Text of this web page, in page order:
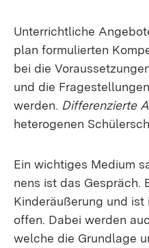
Un­ter­richt­li­che
plan for­mu­lier­ten
bei die
und die
wer­den. Dif­fe­ren­zier­te
he­te­ro­ge­nen
Ein wich­ti­ges Me­di­um
nens ist das Ge­spräch.
Kin­de­r­äu­ße­rung und
of­fen. Da­bei wer­den
wel­che die Grund­la­ge